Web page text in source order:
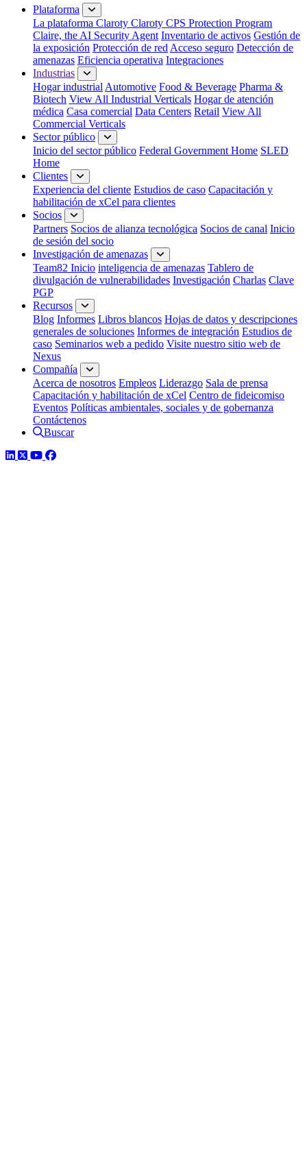
Plataforma
La plataforma Claroty Claroty CPS Protection Program
Claire, the AI Security Agent Inventario de activos Gestión de
la exposición Protección de red Acceso seguro Detección de
amenazas Eficiencia operativa Integraciones
Industrias
Hogar industrial Automotive Food & Beverage Pharma &
Biotech View All Industrial Verticals Hogar de atención
médica Casa comercial Data Centers Retail View All
Commercial Verticals
Sector público
Inicio del sector público Federal Government Home SLED
Home
Clientes
Experiencia del cliente Estudios de caso Capacitación y
habilitación de xCel para clientes
Socios
Partners Socios de alianza tecnológica Socios de canal Inicio
de sesión del socio
Investigación de amenazas
Team82 Inicio inteligencia de amenazas Tablero de
divulgación de vulnerabilidades Investigación Charlas Clave
PGP
Recursos
Blog Informes Libros blancos Hojas de datos y descripciones
generales de soluciones Informes de integración Estudios de
caso Seminarios web a pedido Visite nuestro sitio web de
Nexus
Compañía
Acerca de nosotros Empleos Liderazgo Sala de prensa
Capacitación y habilitación de xCel Centro de fideicomiso
Eventos Políticas ambientales, sociales y de gobernanza
Contáctenos
Buscar
LinkedIn
TwitterYouTube
Facebook